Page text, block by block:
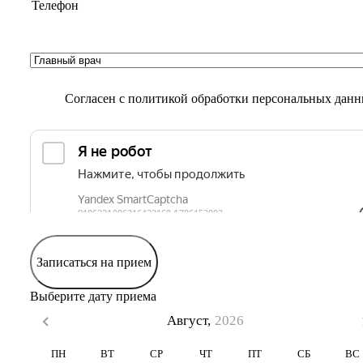
Согласен с политикой обработки персональных
Записаться на прием
Выберите дату приема
Август, 2026
ПН ВТ СР ЧТ ПТ СБ ВС